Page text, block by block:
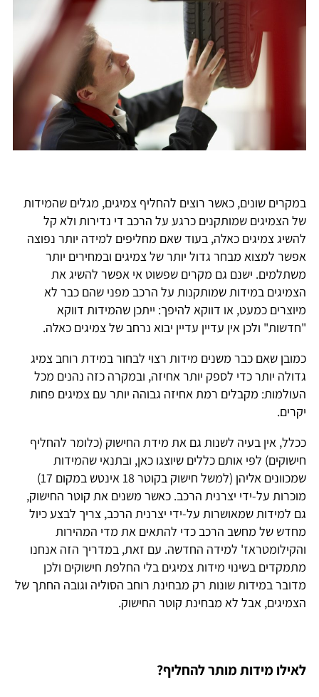
במקרים שונים, כאשר רוצים להחליף צמיגים, מגלים שהמידות
של הצמיגים שמותקנים כרגע על הרכב די נדירות ולא קל
להשיג צמיגים כאלה, בעוד שאם מחליפים למידה יותר נפוצה
אפשר למצוא מבחר גדול יותר של צמיגים ובמחירים יותר
משתלמים. ישנם גם מקרים שפשוט אי אפשר להשיג את
הצמיגים במידות שמותקנות על הרכב מפני שהם כבר לא
מיוצרים כמעט, או דווקא להיפך: ייתכן שהמידות דווקא
"חדשות" ולכן אין עדיין עדיין יבוא נרחב של צמיגים כאלה.
כמובן שאם כבר משנים מידות רצוי לבחור במידת רוחב צמיג
גדולה יותר כדי לספק יותר אחיזה, ובמקרה כזה נהנים מכל
העולמות: מקבלים רמת אחיזה גבוהה יותר עם צמיגים פחות
יקרים.
ככלל, אין בעיה לשנות גם את מידת החישוק (כלומר להחליף
חישוקים) לפי אותם כללים שיוצגו כאן, ובתנאי שהמידות
שמכוונים אליהן (למשל חישוק בקוטר 18 אינטש במקום 17)
מוכרות על-ידי יצרנית הרכב. כאשר משנים את קוטר החישוק,
גם למידות שמאושרות על-ידי יצרנית הרכב, צריך לבצע כיול
מחדש של מחשב הרכב כדי להתאים את מדי המהירות
והקילומטראז' למידה החדשה. עם זאת, במדריך הזה אנחנו
מתמקדים בשינוי מידות צמיגים בלי החלפת חישוקים ולכן
מדובר במידות שונות רק מבחינת רוחב הסוליה וגובה החתך של
הצמיגים, אבל לא מבחינת קוטר החישוק.
לאילו מידות מותר להחליף?